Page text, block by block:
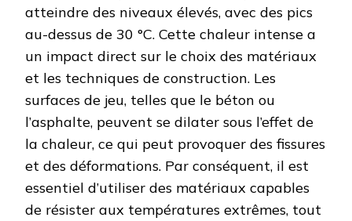
atteindre des niveaux élevés, avec des pics
au-dessus de 30 °C. Cette chaleur intense a
un impact direct sur le choix des matériaux
et les techniques de construction. Les
surfaces de jeu, telles que le béton ou
l’asphalte, peuvent se dilater sous l’effet de
la chaleur, ce qui peut provoquer des fissures
et des déformations. Par conséquent, il est
essentiel d’utiliser des matériaux capables
de résister aux températures extrêmes, tout